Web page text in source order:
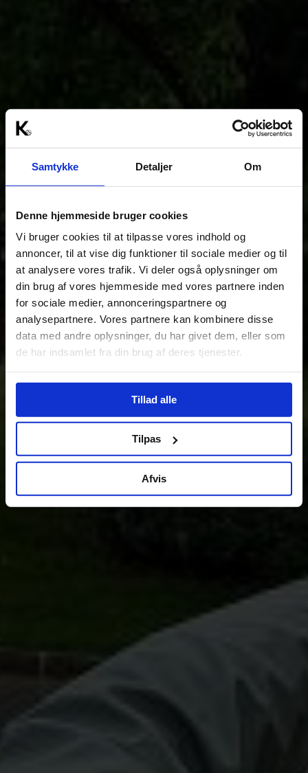
Samtykke Detaljer Om
Denne hjemmeside bruger cookies
Vi bruger cookies til at tilpasse vores indhold og
annoncer, til at vise dig funktioner til sociale medier og til
at analysere vores trafik. Vi deler også oplysninger om
din brug af vores hjemmeside med vores partnere inden
for sociale medier, annonceringspartnere og
analysepartnere. Vores partnere kan kombinere disse
data med andre oplysninger, du har givet dem, eller som
de har indsamlet fra din brug af deres tjenester.
Tillad alle
Tilpas
Afvis